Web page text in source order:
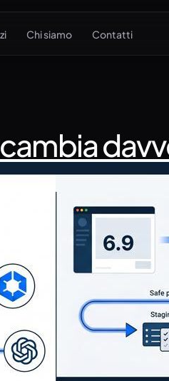
Chi siamo Contatti